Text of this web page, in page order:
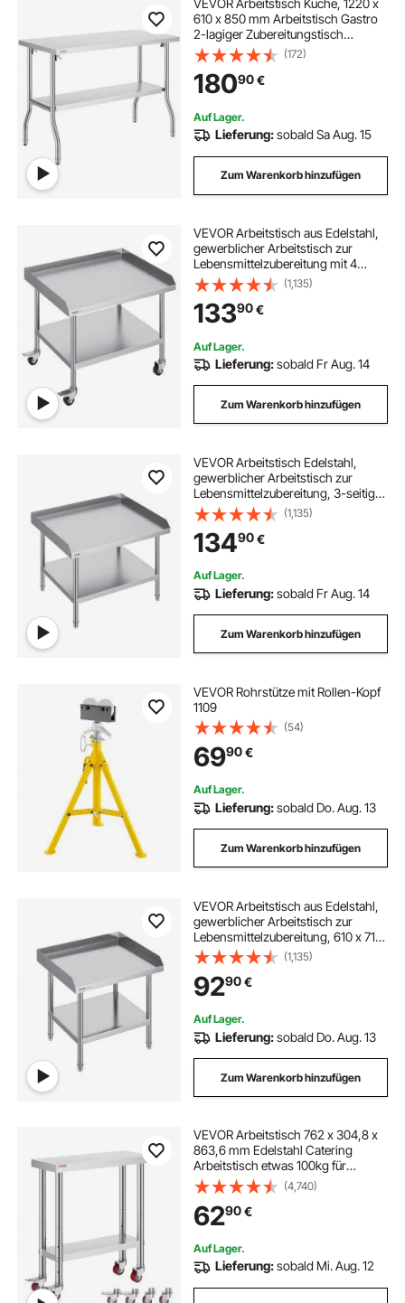
VEVOR Arbeitstisch Küche, 1220 x
610 x 850 mm Arbeitstisch Gastro
2-lagiger Zubereitungstisch
Edelstahl Gastro Tisch,
Essenszubereitung Gewerbe
Küchentisch Lebensmittel
Küchentisch Edelstahltisch
(172)
18090€
Auf Lager.
Lieferung:sobald Sa Aug. 15
Zum Warenkorb hinzufügen
VEVOR Arbeitstisch aus Edelstahl,
gewerblicher Arbeitstisch zur
Lebensmittelzubereitung mit 4
Rädern, Lenkrollen, 3-seitiger
Spritzschutz, 762 x 914 x 762 mm
Arbeitstisch für Restaurants, Hotels
(1,135)
13390€
Auf Lager.
Lieferung:sobald Fr Aug. 14
Zum Warenkorb hinzufügen
VEVOR Arbeitstisch Edelstahl,
gewerblicher Arbeitstisch zur
Lebensmittelzubereitung, 3-seitiger
Spritzschutz, Arbeitstisch mit
einstellbarer Höhe für Restaurants,
Zuhause und Hotels 762 x 914 x
660 mm
(1,135)
13490€
Auf Lager.
Lieferung:sobald Fr Aug. 14
Zum Warenkorb hinzufügen
VEVOR Rohrstütze mit Rollen-Kopf
1109
(54)
6990€
Auf Lager.
Lieferung:sobald Do. Aug. 13
Zum Warenkorb hinzufügen
VEVOR Arbeitstisch aus Edelstahl,
gewerblicher Arbeitstisch zur
Lebensmittelzubereitung, 610 x 711
x 660 mm 3-seitiger Spritzschutz,
robuster Zubereitungstisch
Arbeitstisch mit einstellbarer Höhe
(1,135)
9290€
Auf Lager.
Lieferung:sobald Do. Aug. 13
Zum Warenkorb hinzufügen
VEVOR Arbeitstisch 762 x 304,8 x
863,6 mm Edelstahl Catering
Arbeitstisch etwas 100kg für
Belastbarkeit Lebensmittel
Zubereitungstisch Gewerbliche
Arbeitstisch für Küche Bar
Restaurantar 4 verstellbare Füße
(4,740)
6290€
Auf Lager.
Lieferung:sobald Mi. Aug. 12